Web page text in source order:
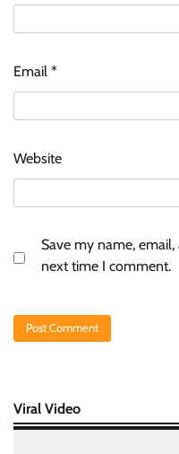
Email *
Website
Save my name,
next time I comment.
Viral Video